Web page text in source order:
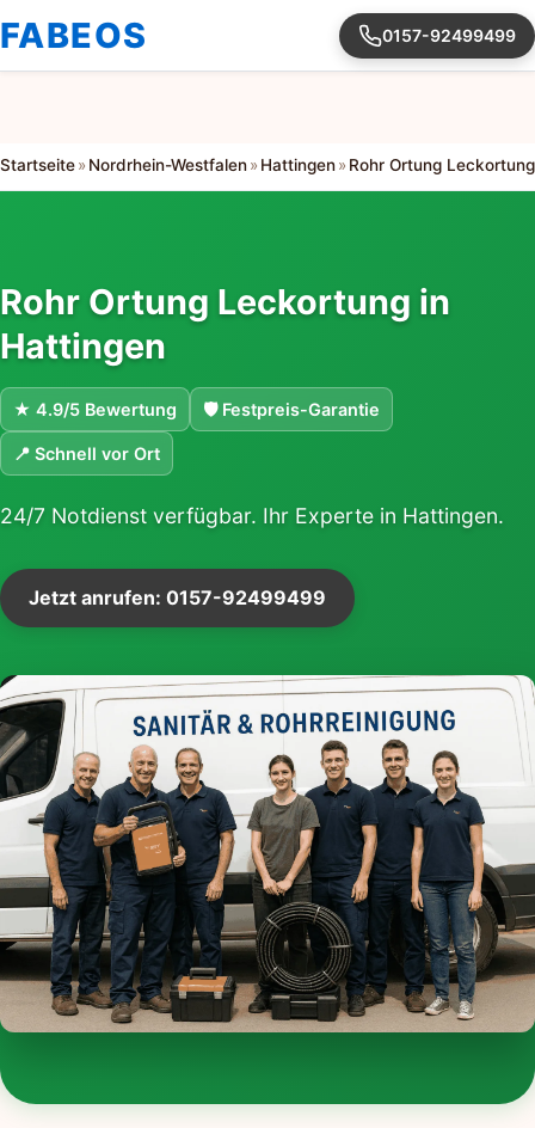
FABEOS 0157-92499499
Startseite» Nordrhein-Westfalen» Hattingen» Rohr Ortung Leckortung
Rohr Ortung Leckortung in
Hattingen
★ 4.9/5 Bewertung 🛡 Festpreis-Garantie
📍 Schnell vor Ort
24/7 Notdienst verfügbar. Ihr Experte in Hattingen.
Jetzt anrufen: 0157-92499499